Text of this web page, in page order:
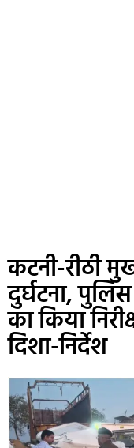
कटनी-रीठी
दुर्घटना,
का किया
दिशा-निर्देश